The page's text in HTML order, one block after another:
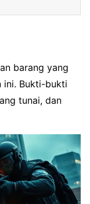
barang yang
ini. Bukti-bukti
tunai, dan